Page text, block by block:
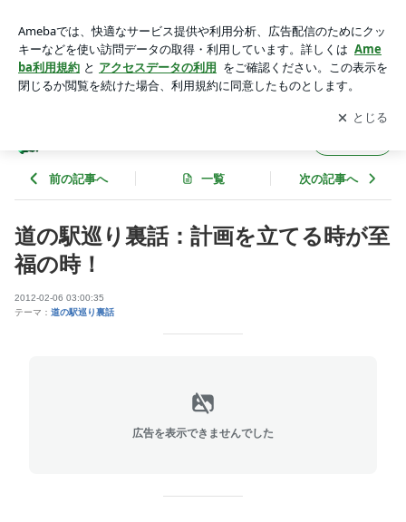
駅”完全制覇の夢！
アプリをダウンロードして ブログの更新通知
を受け取りまし
ょう。
開く
前の記事へ 一覧 次の記事へ
道の駅巡り裏話：計画を立てる時が至
福の時！
2012-02-06 03:00:35
テーマ： 道の駅巡り裏話
広告を表示できませんでした